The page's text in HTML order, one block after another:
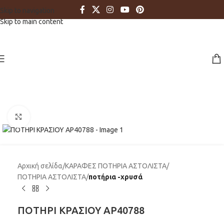
Skip to navigation
Skip to main content
Αρχική σελίδα ΚΑΡΑΦΕΣ ΠΟΤΗΡΙΑ ΑΣΤΟΛΙΣΤΑ
ΠΟΤΗΡΙΑ ΑΣΤΟΛΙΣΤΑ ποτήρια -χρυσά
ΠΟΤΗΡΙ ΚΡΑΣΙΟΥ AP40788